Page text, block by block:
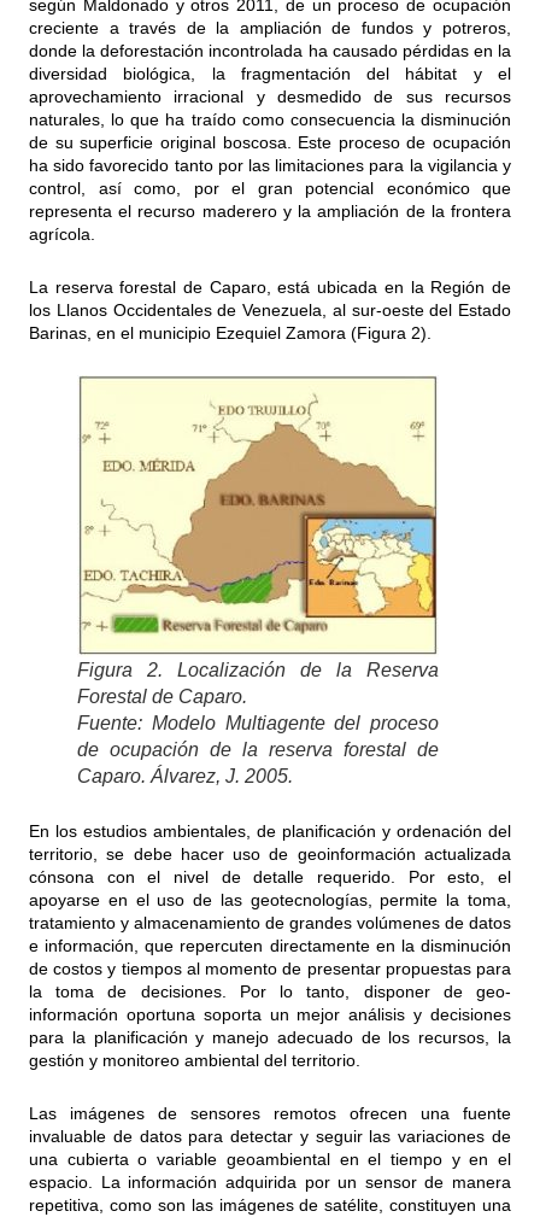
según Maldonado y otros 2011, de un proceso de ocupación
creciente a través de la ampliación de fundos y potreros,
donde la deforestación incontrolada ha causado pérdidas en la
diversidad biológica, la fragmentación del hábitat y el
aprovechamiento irracional y desmedido de sus recursos
naturales, lo que ha traído como consecuencia la disminución
de su superficie original boscosa. Este proceso de ocupación
ha sido favorecido tanto por las limitaciones para la vigilancia y
control, así como, por el gran potencial económico que
representa el recurso maderero y la ampliación de la frontera
agrícola.
La reserva forestal de Caparo, está ubicada en la Región de
los Llanos Occidentales de Venezuela, al sur-oeste del Estado
Barinas, en el municipio Ezequiel Zamora (Figura 2).
Figura 2. Localización de la Reserva
Forestal de Caparo.
Fuente: Modelo Multiagente del proceso
de ocupación de la reserva forestal de
Caparo. Álvarez, J. 2005.
En los estudios ambientales, de planificación y ordenación del
territorio, se debe hacer uso de geoinformación actualizada
cónsona con el nivel de detalle requerido. Por esto, el
apoyarse en el uso de las geotecnologías, permite la toma,
tratamiento y almacenamiento de grandes volúmenes de datos
e información, que repercuten directamente en la disminución
de costos y tiempos al momento de presentar propuestas para
la toma de decisiones. Por lo tanto, disponer de geo-
información oportuna soporta un mejor análisis y decisiones
para la planificación y manejo adecuado de los recursos, la
gestión y monitoreo ambiental del territorio.
Las imágenes de sensores remotos ofrecen una fuente
invaluable de datos para detectar y seguir las variaciones de
una cubierta o variable geoambiental en el tiempo y en el
espacio. La información adquirida por un sensor de manera
repetitiva, como son las imágenes de satélite, constituyen una